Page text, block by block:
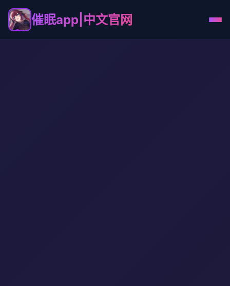
催眠app|中文官网